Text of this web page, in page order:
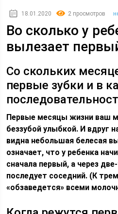
18.01.2020 2 просмотров
Во сколько у
вылезает
Со скольких
первые зубки и в
Первые месяцы жизни ваш
беззубой улыбкой. И вдруг
видна небольшая белесая
означает, что у ребенка
сначала первый, а через
последует соседний. (К
«обзаведется» всеми